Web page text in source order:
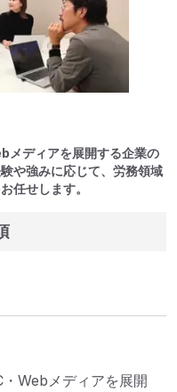
メディアを展開する企業の
や強みに応じて、労務領域
任せします。
Webメディアを展開